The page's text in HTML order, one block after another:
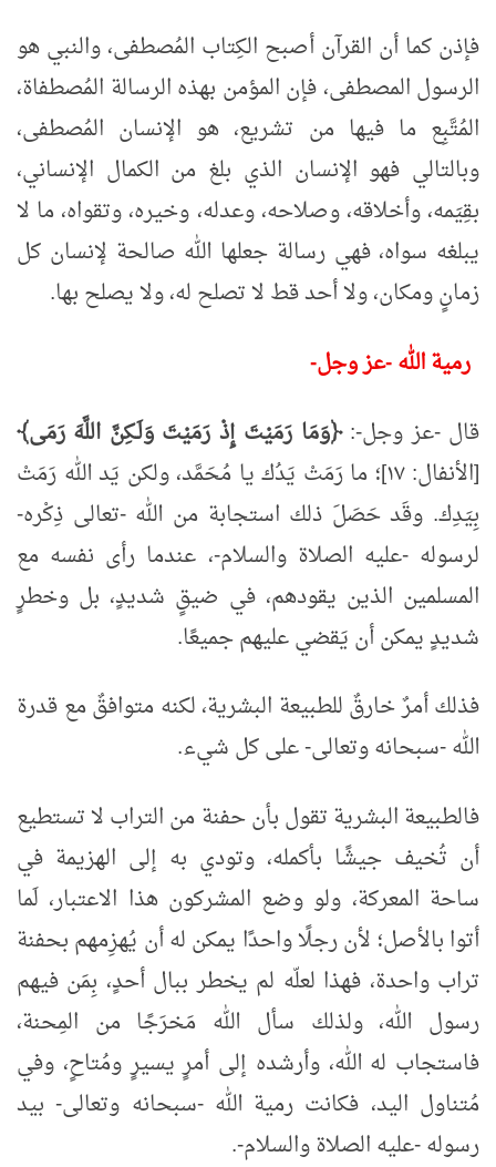
فإذن كما أن القرآن أصبح الكِتاب المُصطفى، والنبي هو
الرسول المصطفى، فإن المؤمن بهذه الرسالة المُصطفاة،
المُتَّبِع ما فيها من تشريع، هو الإنسان المُصطفى،
وبالتالي فهو الإنسان الذي بلغ من الكمال الإنساني،
بقِيَمه، وأخلاقه، وصلاحه، وعدله، وخيره، وتقواه، ما لا
يبلغه سواه، فهي رسالة جعلها الله صالحة لإنسان كل
زمانٍ ومكان، ولا أحد قط لا تصلح له، ولا يصلح بها.
رمية الله -عز وجل-
قال -عز وجل-:﴿وَمَا رَمَيْتَ إِذْ رَمَيْتَ وَلَـكِنَّ اللَّهَ رَمَى﴾
[الأنفال: ١٧]؛ ما رَمَتْ يَدُك يا مُحَمَّد، ولكن يَد الله رَمَتْ
بِيَدِك. وقَد حَصَلَ ذلك استجابة من الله -تعالى ذِكْره-
لرسوله -عليه الصلاة والسلام-، عندما رأى نفسه مع
المسلمين الذين يقودهم، في ضيقٍ شديدٍ، بل وخطرٍ
شديدٍ يمكن أن يَقضي عليهم جميعًا.
فذلك أمرٌ خارقٌ للطبيعة البشرية، لكنه متوافقٌ مع قدرة
الله -سبحانه وتعالى- على كل شيء.
فالطبيعة البشرية تقول بأن حفنة من التراب لا تستطيع
أن تُخيف جيشًا بأكمله، وتودي به إلى الهزيمة في
ساحة المعركة، ولو وضع المشركون هذا الاعتبار، لَما
أتوا بالأصل؛ لأن رجلًا واحدًا يمكن له أن يُهزِمهم بحفنة
تراب واحدة، فهذا لعلّه لم يخطر ببال أحدٍ، بِمَن فيهم
رسول الله، ولذلك سأل الله مَخرَجًا من المِحنة،
فاستجاب له الله، وأرشده إلى أمرٍ يسيرٍ ومُتاحٍ، وفي
مُتناول اليد، فكانت رمية الله -سبحانه وتعالى- بيد
رسوله -عليه الصلاة والسلام-.